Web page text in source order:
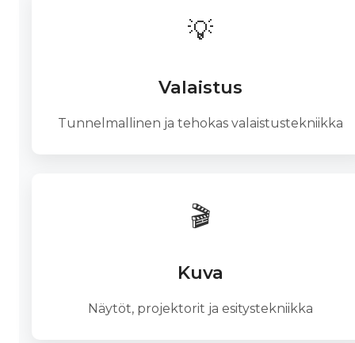
💡
Valaistus
Tunnelmallinen ja tehokas valaistustekniikka
🎬
Kuva
Näytöt, projektorit ja esitystekniikka